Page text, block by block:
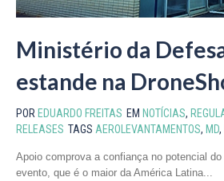
Ministério da
estande na
POR EDUARDO FREITAS EM NOTÍCIAS,
RELEASES TAGS AEROLEVANTAMENTOS, MD,
Apoio comprova a confiança no potencial
evento, que é o maior da América Latina...